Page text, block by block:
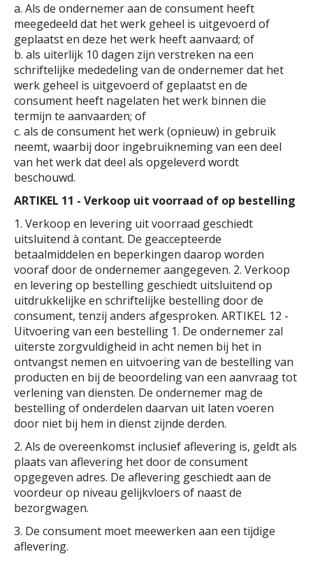
a. Als de ondernemer aan de consument heeft
meegedeeld dat het werk geheel is uitgevoerd of
geplaatst en deze het werk heeft aanvaard; of
b. als uiterlijk 10 dagen zijn verstreken na een
schriftelijke mededeling van de ondernemer dat het
werk geheel is uitgevoerd of geplaatst en de
consument heeft nagelaten het werk binnen die
termijn te aanvaarden; of
c. als de consument het werk (opnieuw) in gebruik
neemt, waarbij door ingebruikneming van een deel
van het werk dat deel als opgeleverd wordt
beschouwd.
ARTIKEL 11 - Verkoop uit voorraad of op bestelling
1. Verkoop en levering uit voorraad geschiedt
uitsluitend à contant. De geaccepteerde
betaalmiddelen en beperkingen daarop worden
vooraf door de ondernemer aangegeven. 2. Verkoop
en levering op bestelling geschiedt uitsluitend op
uitdrukkelijke en schriftelijke bestelling door de
consument, tenzij anders afgesproken. ARTIKEL 12 -
Uitvoering van een bestelling 1. De ondernemer zal
uiterste zorgvuldigheid in acht nemen bij het in
ontvangst nemen en uitvoering van de bestelling van
producten en bij de beoordeling van een aanvraag tot
verlening van diensten. De ondernemer mag de
bestelling of onderdelen daarvan uit laten voeren
door niet bij hem in dienst zijnde derden.
2. Als de overeenkomst inclusief aflevering is, geldt als
plaats van aflevering het door de consument
opgegeven adres. De aflevering geschiedt aan de
voordeur op niveau gelijkvloers of naast de
bezorgwagen.
3. De consument moet meewerken aan een tijdige
aflevering.